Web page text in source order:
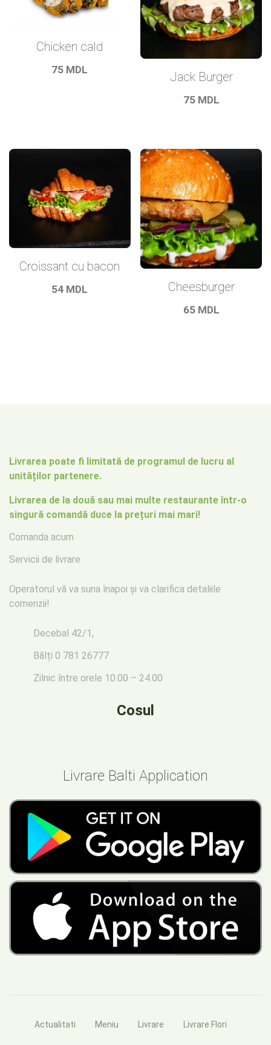
Chicken cald
75 MDL Jack Burger
75 MDL
Croissant cu bacon
54 MDL Cheesburger
65 MDL
Livrarea poate fi limitată de programul de lucru al
unităților partenere.
Livrarea de la două sau mai multe restaurante într-o
singură comandă duce la prețuri mai mari!
Comanda acum
Servicii de livrare
Operatorul vă va suna înapoi și va clarifica detaliile
comenzii!
Decebal 42/1,
Bălți 0 781 26777
Zilnic între orele 10.00 – 24.00
Cosul
Livrare Balti Application
Actualitati Meniu Livrare Livrare Flori